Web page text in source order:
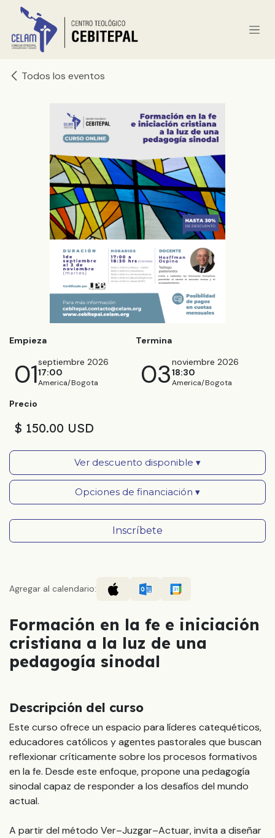
Ir al contenido
Todos los eventos
Empieza
01septiembre 2026
17:00
America/Bogota
Termina
03noviembre 2026
18:30
America/Bogota
Precio
$ 150.00 USD
Ver descuento disponible ▾
Opciones de financiación ▾
Inscríbete
Agregar al calendario:
Formación en la fe e iniciación
cristiana a la luz de una
pedagogía sinodal
Descripción del curso
Este curso ofrece un espacio para líderes catequéticos,
educadores católicos y agentes pastorales que buscan
reflexionar críticamente sobre los procesos formativos
en la fe. Desde este enfoque, propone una pedagogía
sinodal capaz de responder a los desafíos del mundo
actual.
A partir del método Ver–Juzgar–Actuar, invita a diseñar